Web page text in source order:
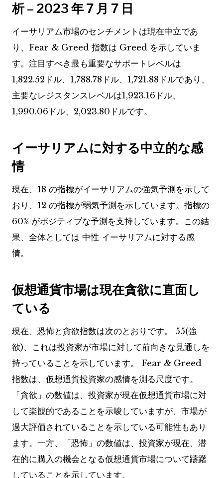
析 – 2023 年 7 月 7 日
イーサリアム市場のセンチメントは現在中立であ
り、Fear & Greed 指数は Greed を示していま
す。注目すべき最も重要なサポートレベルは
1,822.52ドル、1,788.78ドル、1,721.88ドルであり、
主要なレジスタンスレベルは1,923.16ドル、
1,990.06ドル、2,023.80ドルです。
イーサリアムに対する中立的な感
情
現在、18 の指標がイーサリアムの強気予測を示して
おり、12 の指標が弱気予測を示しています。指標の
60% がポジティブな予測を支持しています。この結
果、全体としては 中性 イーサリアムに対する感
情。
仮想通貨市場は現在貪欲に直面し
ている
現在、恐怖と貪欲指数は次のとおりです。 55(強
欲)、これは投資家が市場に対して前向きな見通しを
持っていることを示しています。 Fear & Greed
指数は、仮想通貨投資家の感情を測る尺度です。
「貪欲」の数値は、投資家が現在仮想通貨市場に対
して楽観的であることを示唆していますが、市場が
過大評価されていることを示している可能性もあり
ます。一方、「恐怖」の数値は、投資家が現在、潜
在的に購入の機会となる仮想通貨市場について躊躇
していることを示しています。